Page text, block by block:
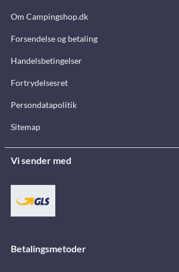
Om Campingshop.dk
Forsendelse og betaling
Handelsbetingelser
Fortrydelsesret
Persondatapolitik
Sitemap
Vi sender med
Betalingsmetoder